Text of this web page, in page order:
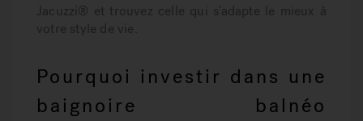
Jacuzzi® et trouvez celle qui s’adapte le mieux à
votre style de vie.
Pourquoi investir dans une
baignoire balnéo